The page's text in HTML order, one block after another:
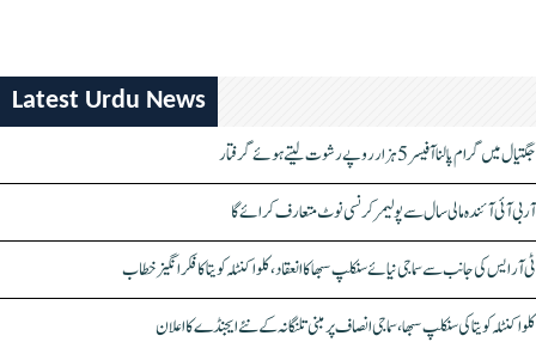
Latest Urdu News
جگتیال میں گرام پالنا آفیسر 5 ہزار روپے رشوت لیتے ہوئے گرفتار
آر بی آئی آئندہ مالی سال سے پولیمر کرنسی نوٹ متعارف کرائے گا
ٹی آر ایس کی جانب سے سماجی نیائے سنکلپ سبھا کا انعقاد، کلواکنٹلہ کویتا کا فکر انگیز خطاب
کلواکنٹلہ کویتا کی سنکلپ سبھا، سماجی انصاف پر مبنی تلنگانہ کے نئے ایجنڈے کا اعلان